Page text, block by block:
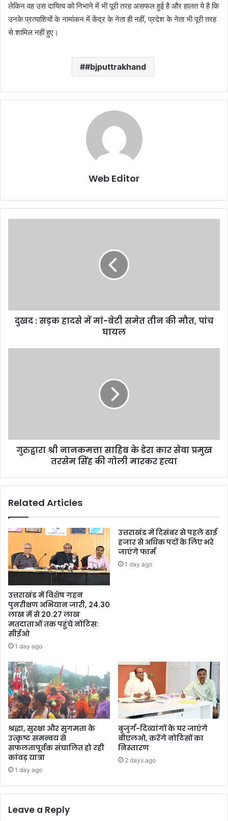
लेकिन वह उस दायित्व को निभाने में भी पूरी तरह असफल हुई है और हालत ये है कि
उनके प्रत्याशियों के नामांकन में केंद्र के नेता ही नहीं, प्रदेश के नेता भी पूरी तरह
से शामिल नहीं हुए।
#bjputtrakhand
Web Editor
दुखद : सड़क हादसे में मां-बेटी समेत तीन की मौत, पांच
घायल
गुरुद्वारा श्री नानकमत्ता साहिब के डेरा कार सेवा प्रमुख
तरसेम सिंह की गोली मारकर हत्या
Related Articles
उत्तराखंड में विशेष गहन
पुनरीक्षण अभियान जारी, 24.30
लाख में से 20.27 लाख
मतदाताओं तक पहुंचे नोटिस:
सीईओ
1 day ago
उत्तराखंड में दिसंबर से पहले ढाई
हजार से अधिक पदों के लिए भरे
जाएंगे फार्म
1 day ago
श्रद्धा, सुरक्षा और सुगमता के
उत्कृष्ट समन्वय से
सफलतापूर्वक संचालित हो रही
कांवड़ यात्रा
1 day ago
बुजुर्ग-दिव्यांगों के घर जाएंगे
बीएलओ, करेंगे नोटिसों का
निस्तारण
2 days ago
Leave a Reply